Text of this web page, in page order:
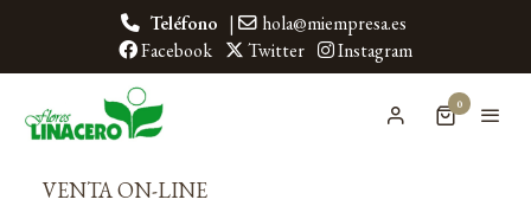
Teléfono |
hola@miempresa.es
Facebook
Twitter Instagram
0
VENTA ON-LINE